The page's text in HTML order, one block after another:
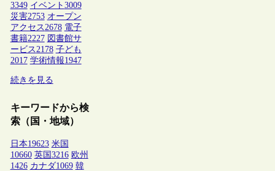
3349 イベント 3009
災害2753 オープン
アクセス2678 電子
書籍2227 図書館サ
ービス2178 子ども
2017 学術情報1947
続きを見る
キーワードから検
索（国・地域）
日本19623 米国
10660 英国3216 欧州
1426 カナダ1069 韓